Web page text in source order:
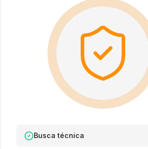
Busca técnica